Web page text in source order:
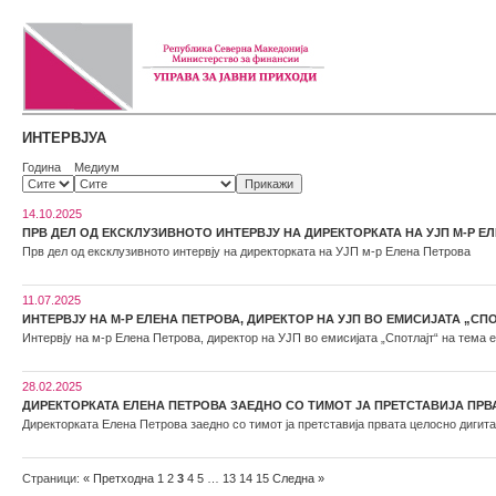
ИНТЕРВЈУА
Година Медиум
14.10.2025
ПРВ ДЕЛ ОД ЕКСКЛУЗИВНОТО ИНТЕРВЈУ НА ДИРЕКТОРКАТА НА УЈП М-Р
Прв дел од ексклузивното интервју на директорката на УЈП м-р Елена Петрова
11.07.2025
ИНТЕРВЈУ НА М-Р ЕЛЕНА ПЕТРОВА, ДИРЕКТОР НА УЈП ВО ЕМИСИЈАТА
Интервју на м-р Елена Петрова, директор на УЈП во емисијата „Спотлајт“ на тема
28.02.2025
ДИРЕКТОРКАТА ЕЛЕНА ПЕТРОВА ЗАЕДНО СО ТИМОТ ЈА ПРЕТСТАВИЈА
Директорката Елена Петрова заедно со тимот ја претставија првата целосно
Страници: « Претходна 1 2 3 4 5 13 14 15 Следна »